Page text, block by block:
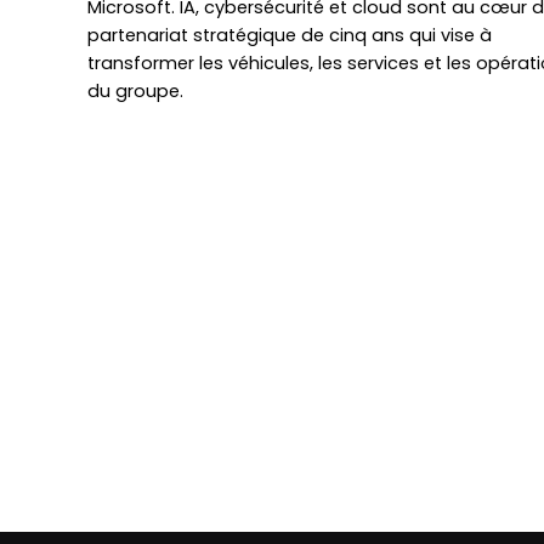
Microsoft. IA, cybersécurité et cloud sont au cœur
partenariat stratégique de cinq ans qui vise à
transformer les véhicules, les services et les
du groupe.